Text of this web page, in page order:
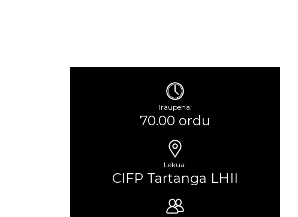
Iraupena:
70.00 ordu
Lekua:
CIFP Tartanga LHII